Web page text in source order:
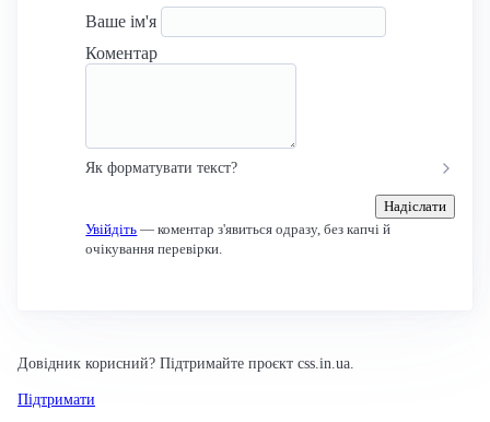
Ваше ім'я
Коментар
Як форматувати текст?
Надіслати
Увійдіть — коментар з'явиться одразу, без капчі й
очікування перевірки.
Довідник корисний? Підтримайте проєкт css.in.ua.
Підтримати